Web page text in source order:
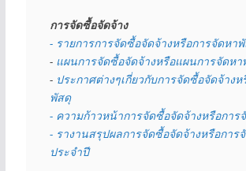
การจัดซื้อจัดจ้าง
- รายการการจัดซื้อจัดจ้างหรือการจัดหา
- แผนการจัดซื้อจัดจ้างหรือแผนการจัดหา
- ประกาศต่างๆเกี่ยวกับการจัดซื้อจัดจ้าง
พัสดุ
- ความก้าวหน้าการจัดซื้อจัดจ้างหรือการ
- รางานสรุปผลการจัดซื้อจัดจ้างหรือการ
ประจำปี